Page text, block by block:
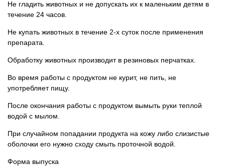
Не гладить животных и не допускать их к маленьким детям в
течение 24 часов.
Не купать животных в течение 2-х суток после применения
препарата.
Обработку животных производит в резиновых перчатках.
Во время работы с продуктом не курит, не пить, не
употребляет пищу.
После окончания работы с продуктом вымыть руки теплой
водой с мылом.
При случайном попадании продукта на кожу либо слизистые
оболочки его нужно сходу смыть проточной водой.
Форма выпуска